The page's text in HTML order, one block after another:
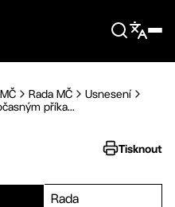
Rada MČ
Usnesení
příka...
Tisknout
Rada